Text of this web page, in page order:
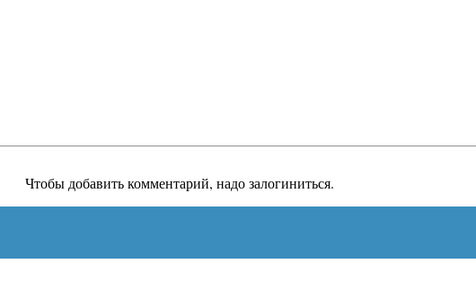
Чтобы добавить комментарий, надо залогиниться.